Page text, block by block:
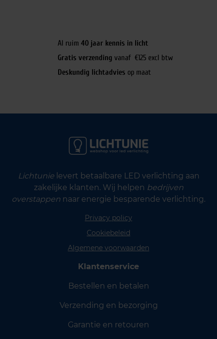
Al ruim 40 jaar kennis in licht
Gratis verzending vanaf €125 excl btw
Deskundig lichtadvies op maat
Lichtunielevert betaalbare LED verlichting aan
zakelijke klanten. Wij helpen bedrijven
overstappen naar energie besparende verlichting.
Privacy policy
Cookiebeleid
Algemene voorwaarden
Klantenservice
Bestellen en betalen
Verzending en bezorging
Garantie en retouren